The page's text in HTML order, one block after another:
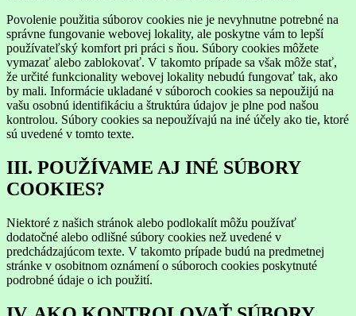
Povolenie použitia súborov cookies nie je nevyhnutne potrebné na
správne fungovanie webovej lokality, ale poskytne vám to lepší
používateľský komfort pri práci s ňou. Súbory cookies môžete
vymazať alebo zablokovať. V takomto prípade sa však môže stať,
že určité funkcionality webovej lokality nebudú fungovať tak, ako
by mali. Informácie ukladané v súboroch cookies sa nepoužijú na
vašu osobnú identifikáciu a štruktúra údajov je plne pod našou
kontrolou. Súbory cookies sa nepoužívajú na iné účely ako tie, ktoré
sú uvedené v tomto texte.
III. POUŽÍVAME AJ INÉ SÚBORY
COOKIES?
Niektoré z našich stránok alebo podlokalít môžu používať
dodatočné alebo odlišné súbory cookies než uvedené v
predchádzajúcom texte. V takomto prípade budú na predmetnej
stránke v osobitnom oznámení o súboroch cookies poskytnuté
podrobné údaje o ich použití.